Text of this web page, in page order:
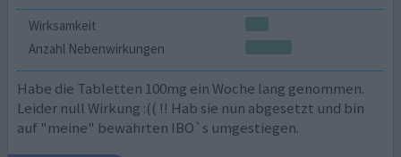
Wirksamkeit
Anzahl Nebenwirkungen
Habe die Tabletten 100mg ein Woche lang genommen.
Leider null Wirkung :(( !! Hab sie nun abgesetzt und bin
auf "meine" bewährten IBO`s umgestiegen.